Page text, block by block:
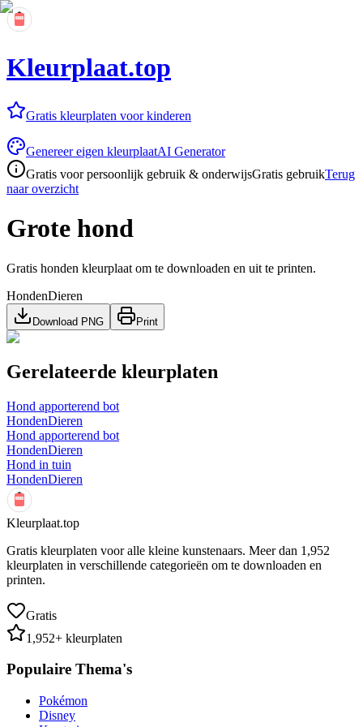
Kleurplaat.top
Gratis kleurplaten voor kinderen
Genereer eigen kleurplaatAI Generator
Gratis voor persoonlijk gebruik & onderwijsGratis gebruikTerug
naar overzicht
Grote hond
Gratis honden kleurplaat om te downloaden en uit te printen.
HondenDieren
Download PNG Print
Gerelateerde kleurplaten
Hond apporterend bot
HondenDieren
Hond apporterend bot
HondenDieren
Hond in tuin
HondenDieren
Kleurplaat.top
Gratis kleurplaten voor alle kleine kunstenaars. Meer dan 1,952
kleurplaten in verschillende categorieën om te downloaden en
printen.
Gratis
1,952+ kleurplaten
Populaire Thema's
Pokémon
Disney